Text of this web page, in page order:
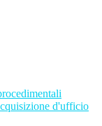
d'ufficio